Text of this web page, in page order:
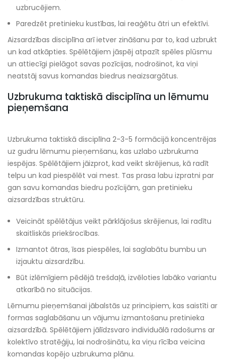
uzbrucējiem.
Paredzēt pretinieku kustības, lai reaģētu ātri un efektīvi.
Aizsardzības disciplīna arī ietver zināšanu par to, kad uzbrukt
un kad atkāpties. Spēlētājiem jāspēj atpazīt spēles plūsmu
un attiecīgi pielāgot savas pozīcijas, nodrošinot, ka viņi
neatstāj savus komandas biedrus neaizsargātus.
Uzbrukuma taktiskā disciplīna un lēmumu
pieņemšana
Uzbrukuma taktiskā disciplīna 2-3-5 formācijā koncentrējas
uz gudru lēmumu pieņemšanu, kas uzlabo uzbrukuma
iespējas. Spēlētājiem jāizprot, kad veikt skrējienus, kā radīt
telpu un kad piespēlēt vai mest. Tas prasa labu izpratni par
gan savu komandas biedru pozīcijām, gan pretinieku
aizsardzības struktūru.
Veicināt spēlētājus veikt pārklājošus skrējienus, lai radītu
skaitliskās priekšrocības.
Izmantot ātras, īsas piespēles, lai saglabātu bumbu un
izjauktu aizsardzību.
Būt izlēmīgiem pēdējā trešdaļā, izvēloties labāko variantu
atkarībā no situācijas.
Lēmumu pieņemšanai jābalstās uz principiem, kas saistīti ar
formas saglabāšanu un vājumu izmantošanu pretinieka
aizsardzībā. Spēlētājiem jālīdzsvaro individuālā radošums ar
kolektīvo stratēģiju, lai nodrošinātu, ka viņu rīcība veicina
komandas kopējo uzbrukuma plānu.